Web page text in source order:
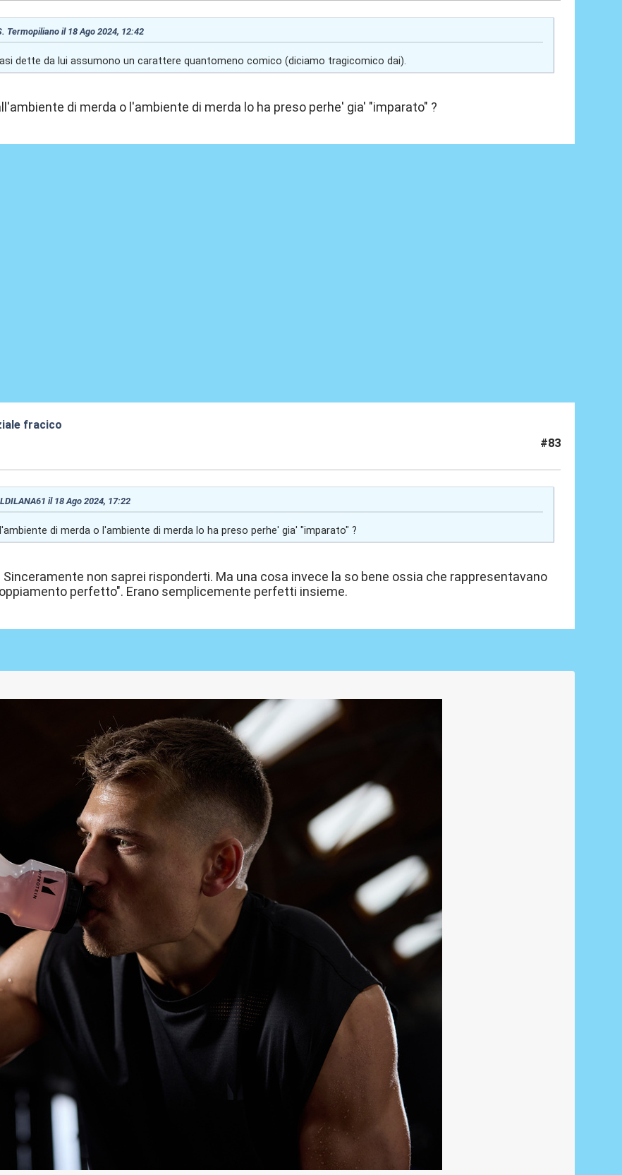
Termopiliano il 18 Ago 2024, 12:42
dette da lui assumono un carattere quantomeno comico (diciamo tragicomico dai).
di merda o l'ambiente di merda lo ha preso perhe' gia' "imparato" ?
fracico
#83
il 18 Ago 2024, 17:22
di merda o l'ambiente di merda lo ha preso perhe' gia' "imparato" ?
Sinceramente non saprei risponderti. Ma una cosa invece la so bene ossia che rappresentavano
perfetto". Erano semplicemente perfetti insieme.